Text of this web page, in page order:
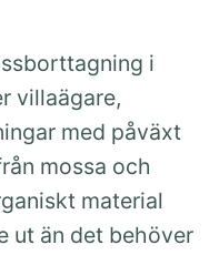
i
villaägare,
med påväxt
mossa och
material
ut än det behöver